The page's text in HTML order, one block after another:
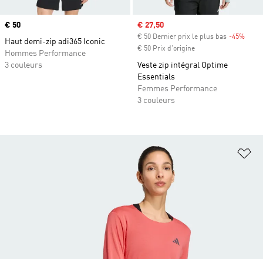
Prix
€ 50
Haut demi-zip adi365 Iconic
Hommes Performance
3 couleurs
Prix soldé
€ 27,50
€ 50 Dernier prix le plus bas -45%
€ 50 Prix d'origine
Veste zip intégral Optime
Essentials
Femmes Performance
3 couleurs